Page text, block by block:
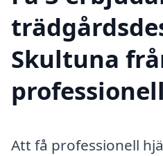
Skultuna
Att få professionell